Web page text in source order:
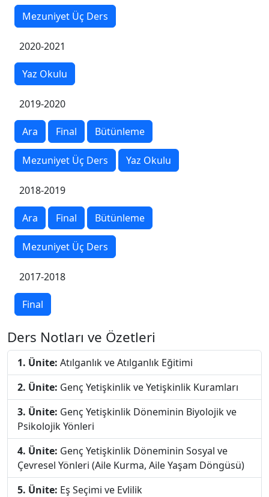
Mezuniyet Üç Ders
2020-2021
Yaz Okulu
2019-2020
Ara Final Bütünleme
Mezuniyet Üç Ders Yaz Okulu
2018-2019
Ara Final Bütünleme
Mezuniyet Üç Ders
2017-2018
Final
Ders Notları ve Özetleri
1. Ünite: Atılganlık ve Atılganlık Eğitimi
2. Ünite: Genç Yetişkinlik ve Yetişkinlik Kuramları
3. Ünite: Genç Yetişkinlik Döneminin Biyolojik ve
Psikolojik Yönleri
4. Ünite: Genç Yetişkinlik Döneminin Sosyal ve
Çevresel Yönleri (Aile Kurma, Aile Yaşam Döngüsü)
5. Ünite: Eş Seçimi ve Evlilik